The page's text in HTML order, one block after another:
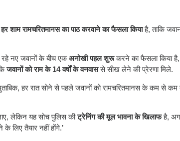
हर शाम रामचरितमानस का पाठ करवाने का फैसला कियाहै, ताकि
नए जवानों के बीच एकअनोखी पहल शुरूकरने का फैसला किया
जवानों को राम के 14 वर्षों के वनवाससे सीख लेने की प्रेरणा मिले.
हर रात सोने से पहले जवानों को रामचरितमानस के कम से कम
लेकिन यह सोच पुलिस कीट्रेनिंग की मूल भावना के खिलाफहै,
लिए तैयार नहीं होंगे.’